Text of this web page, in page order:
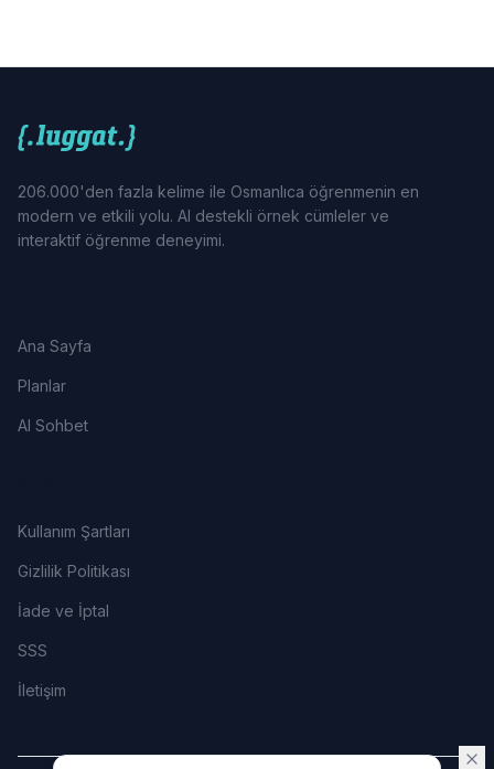
206.000'den fazla kelime ile Osmanlıca öğrenmenin en
modern ve etkili yolu. AI destekli örnek cümleler ve
interaktif öğrenme deneyimi.
Ana Sayfa
Planlar
AI Sohbet
Kullanım Şartları
Gizlilik Politikası
İade ve İptal
SSS
İletişim